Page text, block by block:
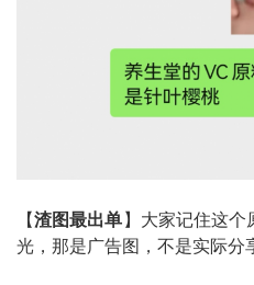
【渣图最出单 】大家记住这
光，那是广告图，不是实际分